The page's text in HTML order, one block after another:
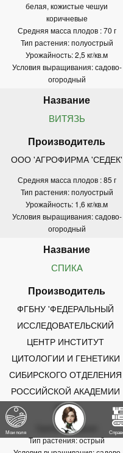
белая, кожистые чешуи
коричневые
Средняя масса плодов : 70 г
Тип растения: полуострый
Урожайность: 2,5 кг/кв.м
Условия выращивания: садово-
огородный
ВИТЯЗЬ
ООО 'АГРОФИРМА 'СЕДЕК'
Средняя масса плодов : 85 г
Тип растения: полуострый
Урожайность: 1,6 кг/кв.м
Условия выращивания: садово-
огородный
СПИКА
ФГБНУ 'ФЕДЕРАЛЬНЫЙ
ИССЛЕДОВАТЕЛЬСКИЙ
ЦЕНТР ИНСТИТУТ
ЦИТОЛОГИИ И ГЕНЕТИКИ
СИБИРСКОГО ОТДЕЛЕНИЯ
РОССИЙСКОЙ АКАДЕМИИ
НАУК'
Группа: Овощные
Тип растения: острый
Мои поля